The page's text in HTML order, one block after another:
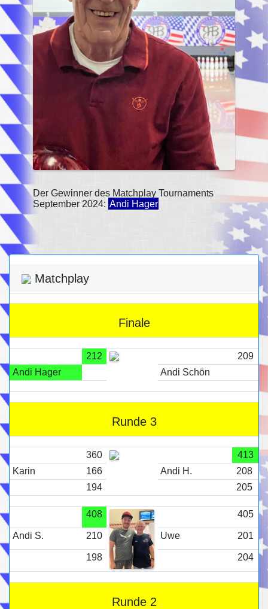
Der Gewinner des Matchplay Tournaments
September 2024: Andi Hager
Matchplay
Finale
212
209
Andi Hager
Andi Schön
Runde 3
360
413
Karin
166 Andi H.
208
194
205
408 405
Andi S. 210 Uwe 201
198 204
Runde 2